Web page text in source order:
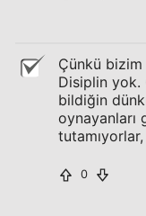
Çünkü bizim
Disiplin yok.
bildiğin
oynayanları
0